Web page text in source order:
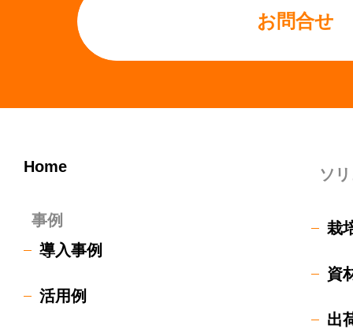
お問合せ
Home
事例
導入事例
活用例
ソ
栽
資
出